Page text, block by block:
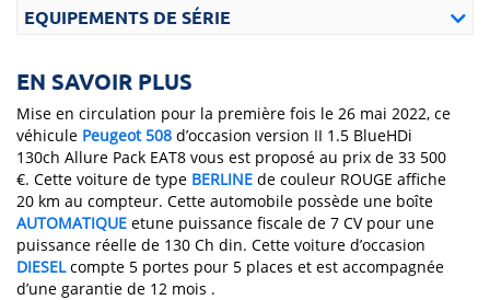
EQUIPEMENTS DE SÉRIE
EN SAVOIR PLUS
Mise en circulation pour la première fois le 26 mai 2022, ce
véhicule Peugeot 508 d’occasion version II 1.5 BlueHDi
130ch Allure Pack EAT8 vous est proposé au prix de 33 500
€. Cette voiture de type BERLINE de couleur ROUGE affiche
20 km au compteur. Cette automobile possède une boîte
AUTOMATIQUE etune puissance fiscale de 7 CV pour une
puissance réelle de 130 Ch din. Cette voiture d’occasion
DIESELcompte 5 portes pour 5 places et est accompagnée
d’une garantie de 12 mois .